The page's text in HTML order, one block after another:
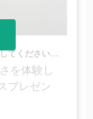
1945空軍でクリスマスの楽しさを体験してください。今すぐクリスマスプレゼントを手に入れましょう！
を体験し
プレゼン